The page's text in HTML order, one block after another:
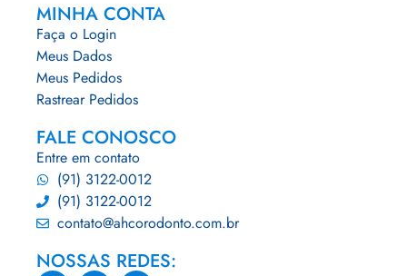
MINHA CONTA
Faça o Login
Meus Dados
Meus Pedidos
Rastrear Pedidos
FALE CONOSCO
Entre em contato
(91) 3122-0012
(91) 3122-0012
contato@ahcorodonto.com.br
NOSSAS REDES: